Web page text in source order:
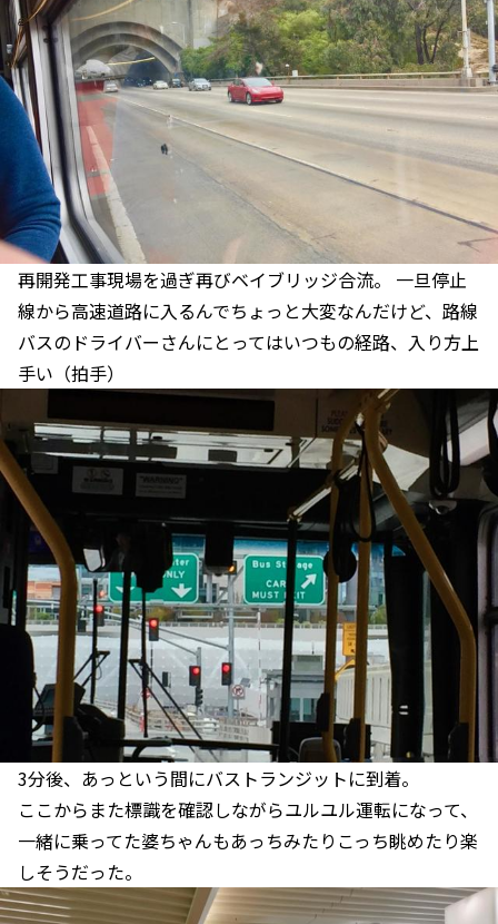
再開発工事現場を過ぎ再びベイブリッジ合流。 一旦停止
線から高速道路に入るんでちょっと大変なんだけど、路線
バスのドライバーさんにとってはいつもの経路、入り方上
手い（拍手）
3分後、あっという間にバストランジットに到着。
ここからまた標識を確認しながらユルユル運転になって、
一緒に乗ってた婆ちゃんもあっちみたりこっち眺めたり楽
しそうだった。